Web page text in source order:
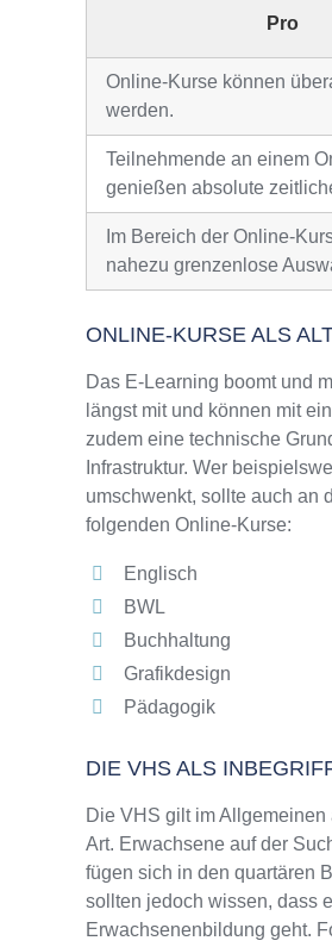
Pro
Online-Kurse können
werden.
Teilnehmende an einem
genießen absolute
Im Bereich der Online-
nahezu grenzenlose
ONLINE-KURSE ALS
Das E-Learning boomt und
längst mit und können mit
zudem eine technische
Infrastruktur. Wer
umschwenkt, sollte auch an
folgenden Online-Kurse:
Englisch
BWL
Buchhaltung
Grafikdesign
Pädagogik
DIE VHS ALS
Die VHS gilt im
Art. Erwachsene auf der
fügen sich in den quartären
sollten jedoch wissen, dass
Erwachsenenbildung geht.